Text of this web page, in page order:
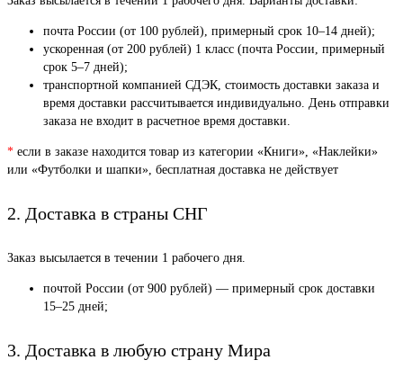
почта России (от 100 рублей), примерный срок 10–14 дней);
ускоренная (от 200 рублей) 1 класс (почта России, примерный
срок 5–7 дней);
транспортной компанией СДЭК, стоимость доставки заказа и
время доставки рассчитывается индивидуально. День отправки
заказа не входит в расчетное время доставки.
* если в заказе находится товар из категории «Книги», «Наклейки»
или «Футболки и шапки», бесплатная доставка не действует
2. Доставка в страны СНГ
Заказ высылается в течении 1 рабочего дня.
почтой России (от 900 рублей) — примерный срок доставки
15–25 дней;
3. Доставка в любую страну Мира